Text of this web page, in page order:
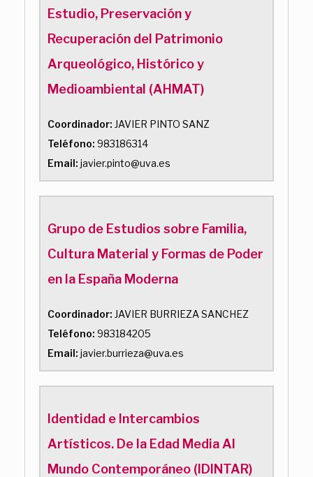
Estudio, Preservación y
Recuperación del Patrimonio
Arqueológico, Histórico y
Medioambiental (AHMAT)
Coordinador: JAVIER PINTO SANZ
Teléfono: 983186314
Email: javier.pinto@uva.es
Grupo de Estudios sobre Familia,
Cultura Material y Formas de Poder
en la España Moderna
Coordinador: JAVIER BURRIEZA SANCHEZ
Teléfono: 983184205
Email: javier.burrieza@uva.es
Identidad e Intercambios
Artísticos. De la Edad Media Al
Mundo Contemporáneo (IDINTAR)